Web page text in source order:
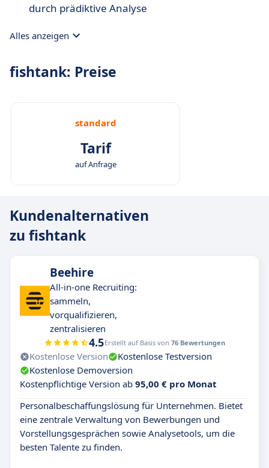
durch prädiktive Analyse
Alles anzeigen
fishtank: Preise
standard
Tarif
auf Anfrage
Kundenalternativen
zu fishtank
Beehire
All-in-one Recruiting:
sammeln,
vorqualifizieren,
zentralisieren
4.5Erstellt auf Basis von 76 Bewertungen
Kostenlose Version
Kostenlose Testversion
Kostenlose Demoversion
Kostenpflichtige Version ab 95,00 € pro Monat
Personalbeschaffungslösung für Unternehmen. Bietet
eine zentrale Verwaltung von Bewerbungen und
Vorstellungsgesprächen sowie Analysetools, um die
besten Talente zu finden.